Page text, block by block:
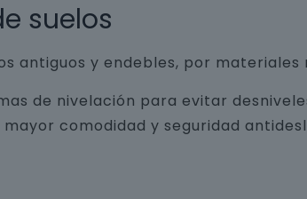
suelos
antiguos y endebles, por
de nivelación para evitar
comodidad y seguridad